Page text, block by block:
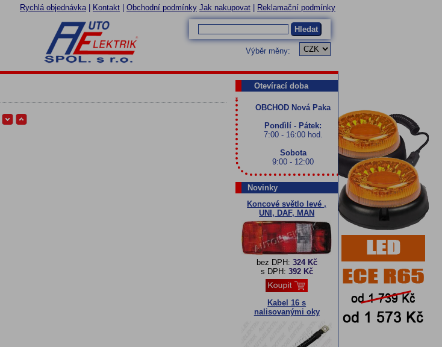
Rychlá objednávka Kontakt Obchodní podmínky Jak nakupovat Reklamační podmínky
Hledat
Výběr měny:
Otevírací doba
OBCHOD Nová Paka
Pondìlí - Pátek:
7:00 - 16:00 hod.
Sobota
9:00 - 12:00
Novinky
Koncové světlo levé ,
UNI, DAF, MAN
bez DPH: 324 Kč
s DPH: 392 Kč
Kabel 16 s
nalisovanými oky